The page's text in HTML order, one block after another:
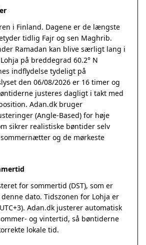
i Finland. Dagene er de længste
tidlig Fajr og sen Maghrib.
Ramadan kan blive særligt lang i
på breddegrad 60.2° N
indflydelse tydeligt på
den 06/08/2026 er 16 timer og
justeres dagligt i takt med
Adan.dk bruger
(Angle-Based) for høje
sikrer realistiske bøntider selv
og de mørkeste
for sommertid (DST), som er
dato. Tidszonen for Lohja er
Adan.dk justerer automatisk
og vintertid, så bøntiderne
lokale tid.